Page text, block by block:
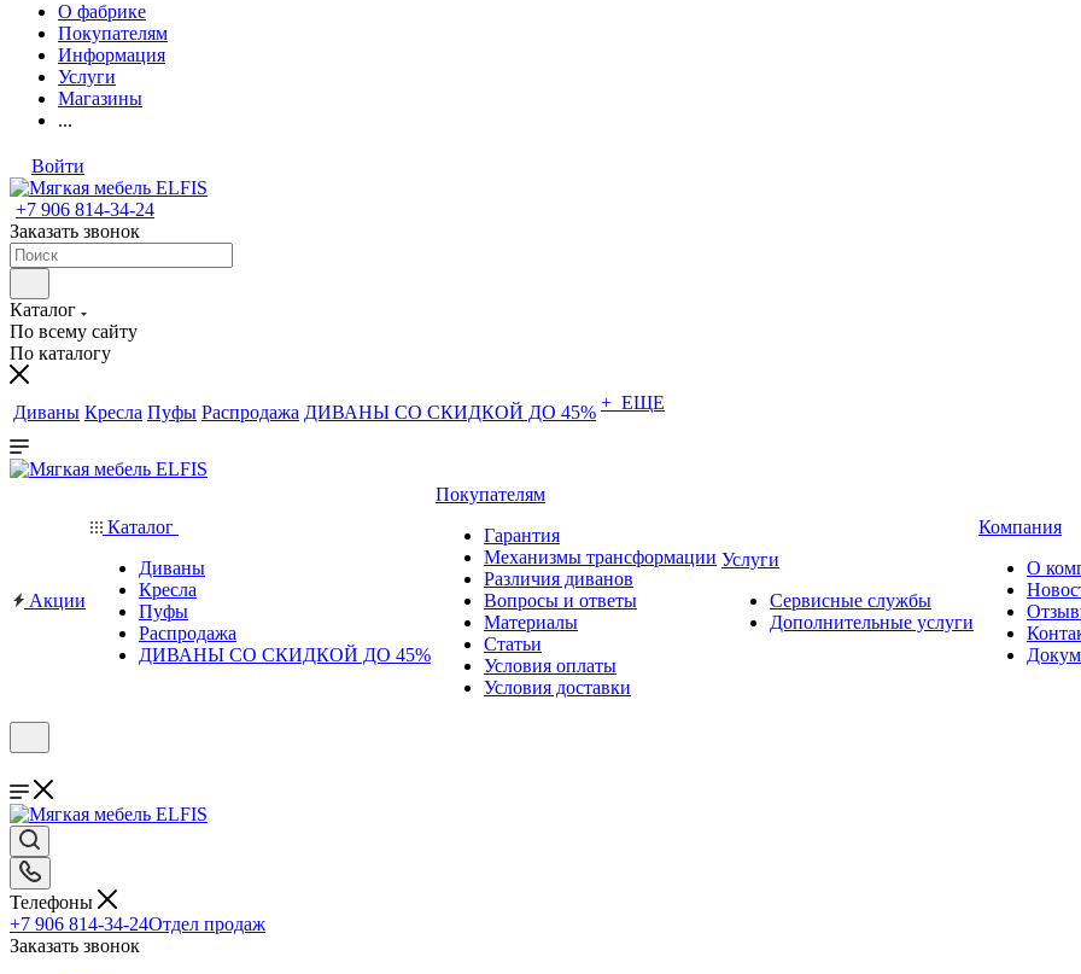
О фабрике
Покупателям
Информация
Услуги
Магазины
...
Войти
+7 906 814-34-24
Заказать звонок
Каталог
По всему сайту
По каталогу
Диваны Кресла Пуфы Распродажа ДИВАНЫ СО СКИДКОЙ ДО 45% + ЕЩЕ
Акции
Каталог
Диваны
Кресла
Пуфы
Распродажа
ДИВАНЫ СО СКИДКОЙ ДО 45%
Покупателям
Гарантия
Механизмы трансформации
Различия диванов
Вопросы и ответы
Материалы
Статьи
Условия оплаты
Условия доставки
Услуги
Сервисные службы
Дополнительные услуги
Компания
О
Телефоны
+7 906 814-34-24Отдел продаж
Заказать звонок